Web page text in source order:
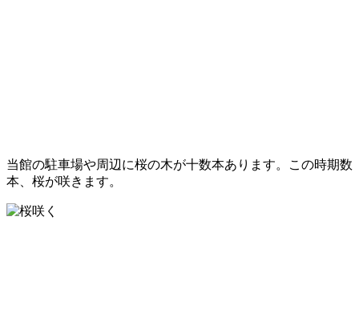
当館の駐車場や周辺に桜の木が十数本あります。この時期数
本、桜が咲きます。